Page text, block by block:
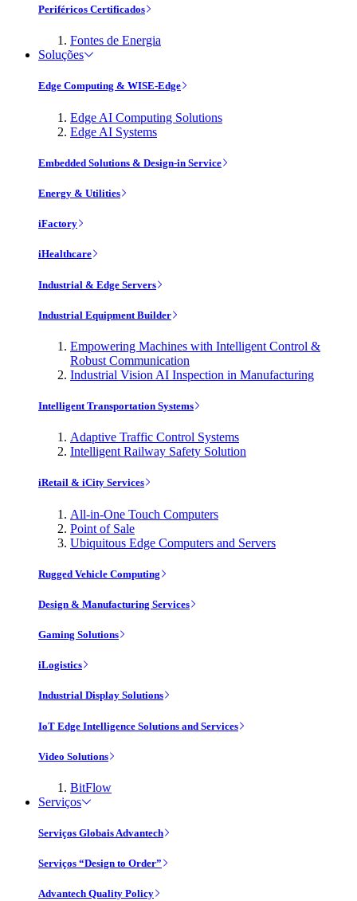
Periféricos Certificados
Fontes de Energia
Soluções
Edge Computing & WISE-Edge
Edge AI Computing Solutions
Edge AI Systems
Embedded Solutions & Design-in Service
Energy & Utilities
iFactory
iHealthcare
Industrial & Edge Servers
Industrial Equipment Builder
Empowering Machines with Intelligent Control &
Robust Communication
Industrial Vision AI Inspection in Manufacturing
Intelligent Transportation Systems
Adaptive Traffic Control Systems
Intelligent Railway Safety Solution
iRetail & iCity Services
All-in-One Touch Computers
Point of Sale
Ubiquitous Edge Computers and Servers
Rugged Vehicle Computing
Design & Manufacturing Services
Gaming Solutions
iLogistics
Industrial Display Solutions
IoT Edge Intelligence Solutions and Services
Video Solutions
BitFlow
Serviços
Serviços Globais Advantech
Serviços “Design to Order”
Advantech Quality Policy